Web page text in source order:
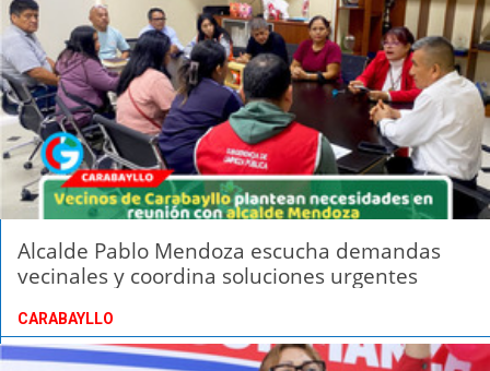
Alcalde Pablo Mendoza escucha demandas
vecinales y coordina soluciones urgentes
CARABAYLLO